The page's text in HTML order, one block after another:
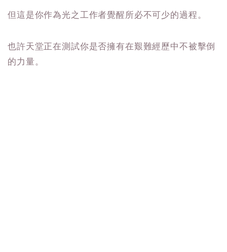
但這是你作為光之工作者覺醒所必不可少的過程。
也許天堂正在測試你是否擁有在艱難經歷中不被擊倒
的力量。